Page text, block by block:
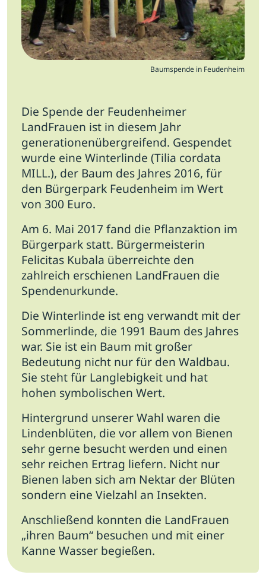
Baumspende in Feudenheim
Die Spende der Feudenheimer
LandFrauen ist in diesem Jahr
generationenübergreifend. Gespendet
wurde eine Winterlinde (Tilia cordata
MILL.), der Baum des Jahres 2016, für
den Bürgerpark Feudenheim im Wert
von 300 Euro.
Am 6. Mai 2017 fand die Pflanzaktion im
Bürgerpark statt. Bürgermeisterin
Felicitas Kubala überreichte den
zahlreich erschienen LandFrauen die
Spendenurkunde.
Die Winterlinde ist eng verwandt mit der
Sommerlinde, die 1991 Baum des Jahres
war. Sie ist ein Baum mit großer
Bedeutung nicht nur für den Waldbau.
Sie steht für Langlebigkeit und hat
hohen symbolischen Wert.
Hintergrund unserer Wahl waren die
Lindenblüten, die vor allem von Bienen
sehr gerne besucht werden und einen
sehr reichen Ertrag liefern. Nicht nur
Bienen laben sich am Nektar der Blüten
sondern eine Vielzahl an Insekten.
Anschließend konnten die LandFrauen
„ihren Baum“ besuchen und mit einer
Kanne Wasser begießen.